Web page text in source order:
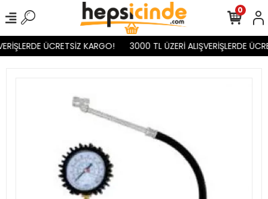
ÜCRETSİZ KARGO! 3000 TL ÜZERİ ALIŞVERİŞLERDE
0